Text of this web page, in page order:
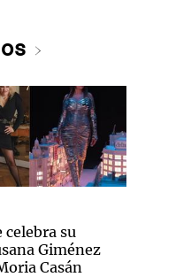
celebra su
Giménez
Casán